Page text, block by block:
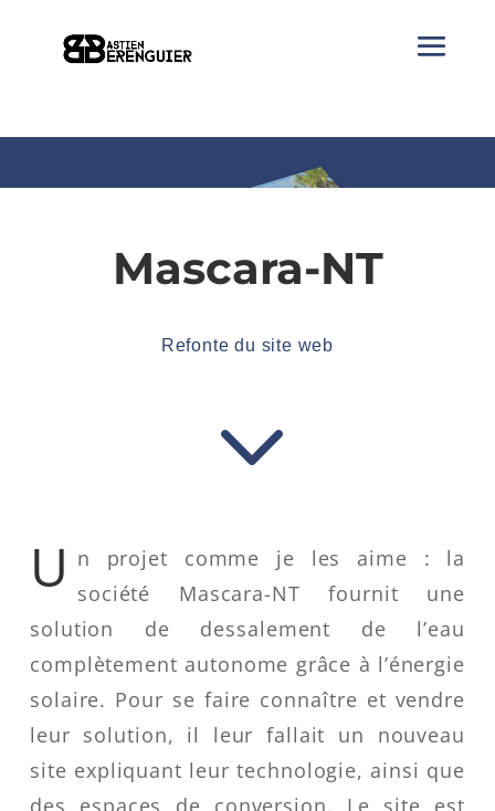
Mascara-NT
Refonte du site web
3
U n projet comme je les aime : la
société Mascara-NT fournit une
solution de dessalement de l’eau
complètement autonome grâce à l’énergie
solaire. Pour se faire connaître et vendre
leur solution, il leur fallait un nouveau
site expliquant leur technologie, ainsi que